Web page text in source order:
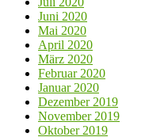
Juni 2020
Mai 2020
April 2020
März 2020
Februar 2020
Januar 2020
Dezember 2019
November 2019
Oktober 2019